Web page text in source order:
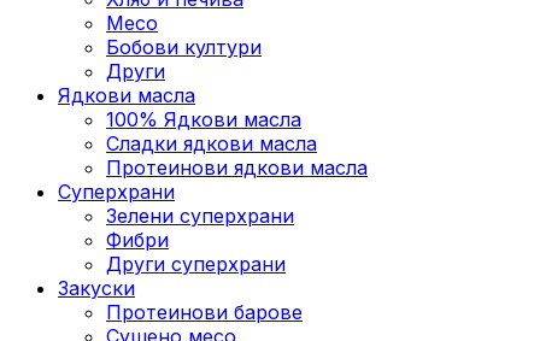
Месо
Бобови култури
Други
Ядкови масла
100% Ядкови масла
Сладки ядкови масла
Протеинови ядкови масла
Суперхрани
Зелени суперхрани
Фибри
Други суперхрани
3акуски
Протеинови бaрове
Сушено месо